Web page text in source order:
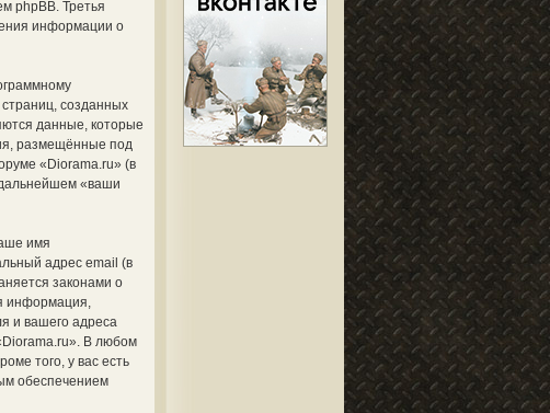
phpBB. Третья
информации о
созданных
данные, которые
размещённые под
«Diorama.ru» (в
«ваши
имя
адрес email (в
законами о
информация,
и вашего адреса
В любом
того, у вас есть
обеспечением